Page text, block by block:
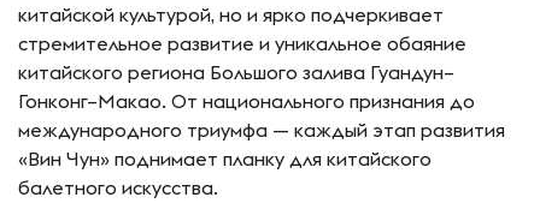
китайской культурой, но и ярко подчеркивает
стремительное развитие и уникальное обаяние
китайского региона Большого залива Гуандун–
Гонконг–Макао. От национального признания до
международного триумфа — каждый этап развития
«Вин Чун» поднимает планку для китайского
балетного искусства.